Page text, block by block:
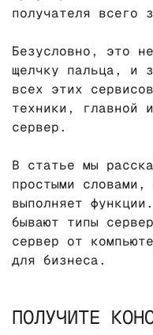
получателя всего
Безусловно, это
щелчку пальца, и
всех этих
техники, главной
сервер.
В статье мы
простыми
выполняет
бывают типы
сервер от
для бизнеса.
ПОЛУЧИТЕ